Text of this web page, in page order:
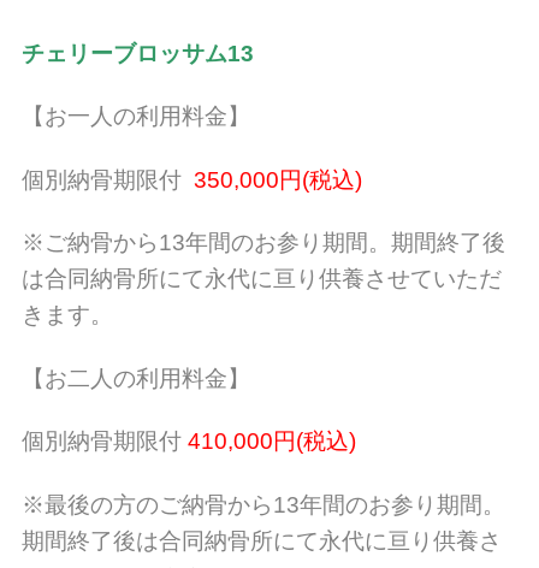
チェリーブロッサム13
【お一人の利用料金】
個別納骨期限付350,000円(税込)
※ご納骨から13年間のお参り期間。期間終了後
は合同納骨所にて永代に亘り供養させていただ
きます。
【お二人の利用料金】
個別納骨期限付410,000円(税込)
※最後の方のご納骨から13年間のお参り期間。
期間終了後は合同納骨所にて永代に亘り供養さ